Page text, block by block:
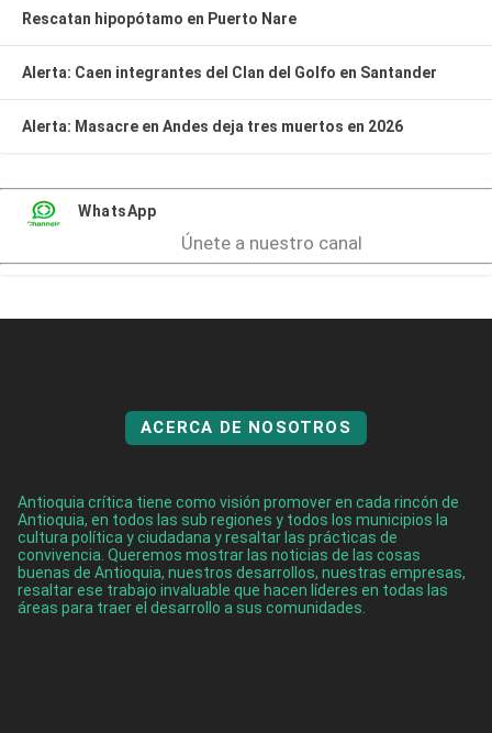
Rescatan hipopótamo en Puerto Nare
Alerta: Caen integrantes del Clan del Golfo en Santander
Alerta: Masacre en Andes deja tres muertos en 2026
WhatsApp
Únete a nuestro canal
ACERCA DE NOSOTROS
Antioquia crítica tiene como visión promover en cada rincón de
Antioquia, en todos las sub regiones y todos los municipios la
cultura política y ciudadana y resaltar las prácticas de
convivencia. Queremos mostrar las noticias de las cosas
buenas de Antioquia, nuestros desarrollos, nuestras empresas,
resaltar ese trabajo invaluable que hacen líderes en todas las
áreas para traer el desarrollo a sus comunidades.